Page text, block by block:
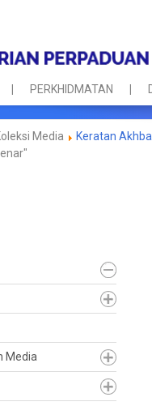
PERKHIDMATAN
Media Keratan
Media